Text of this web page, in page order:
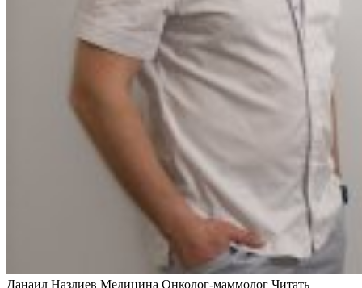
Данаил Назлиев Медицина Онколог-маммолог Читать